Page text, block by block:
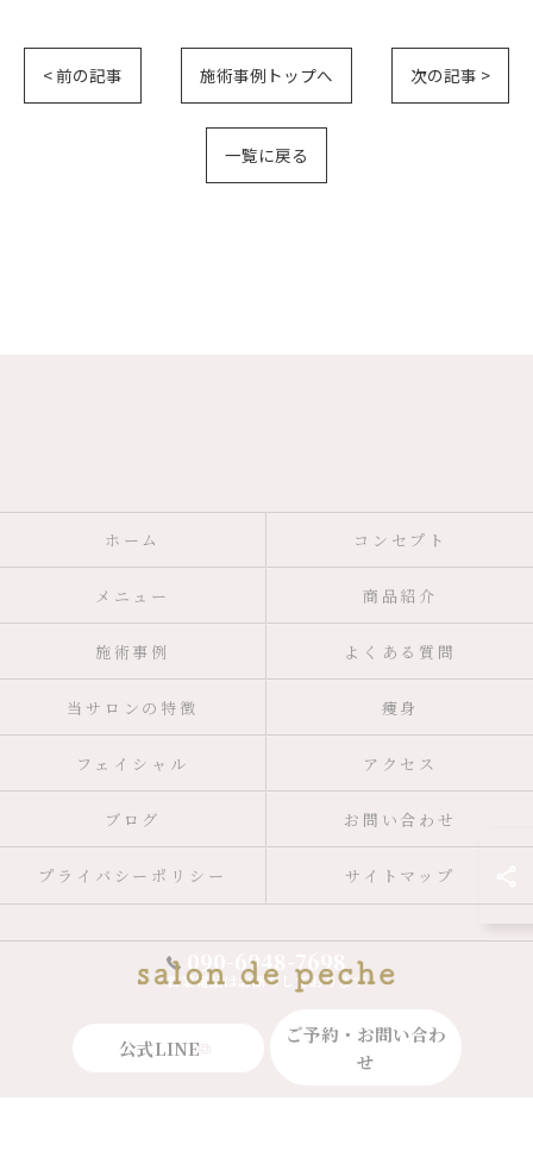
< 前の記事 施術事例トップへ 次の記事 >
一覧に戻る
090-6948-7698
営業電話はお断りしております
公式LINE
ご予約・お問い合わ
せ
ホーム コンセプト
メニュー 商品紹介
施術事例 よくある質問
当サロンの特徴 痩身
フェイシャル アクセス
ブログ お問い合わせ
プライバシーポリシー サイトマップ
© 2026 広島県広島市のエステならsalon de peche ALL RIGHTS RESERVED.